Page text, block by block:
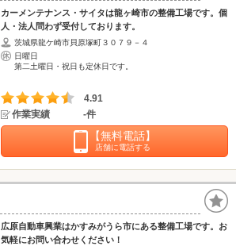
カーメンテナンス・サイタは龍ヶ崎市の整備工場です。個
人・法人問わず受付しております。
茨城県龍ケ崎市貝原塚町３０７９－４
日曜日
第二土曜日・祝日も定休日です。
4.91
作業実績
-件
【無料電話】
店舗に電話する
広原自動車興業はかすみがうら市にある整備工場です。お
気軽にお問い合わせください！